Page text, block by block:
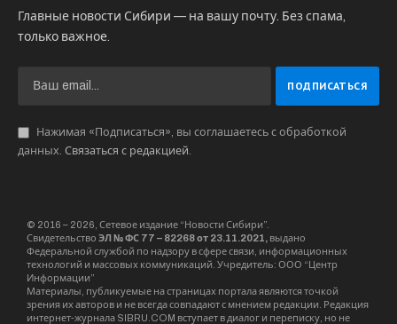
Главные новости Сибири — на вашу почту. Без спама,
только важное.
Нажимая «Подписаться», вы соглашаетесь с обработкой
данных. Связаться с редакцией
© 2016 – 2026, Сетевое издание “Новости Сибири”.
Свидетельство ЭЛ № ФС 77 – 82268 от 23.11.2021, выдано
Федеральной службой по надзору в сфере связи, информационных
технологий и массовых коммуникаций. Учредитель: ООО “Центр
Информации”
Материалы, публикуемые на страницах портала являются точкой
зрения их авторов и не всегда совпадают с мнением редакции. Редакция
интернет-журнала SIBRU.COM вступает в диалог и переписку, но не